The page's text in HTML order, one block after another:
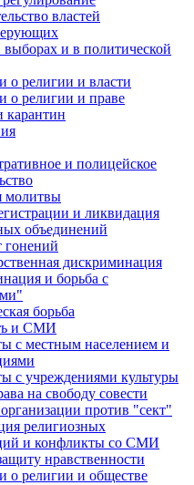
властей
выборах и в политической
о религии и власти
о религии и праве
карантин
и полицейское
молитвы
и ликвидация
объединений
гонений
дискриминация
и борьба с
борьба
и СМИ
с местным населением и
с учреждениями культуры
на свободу совести
против "сект"
религиозных
и конфликты со СМИ
нравственности
о религии и обществе